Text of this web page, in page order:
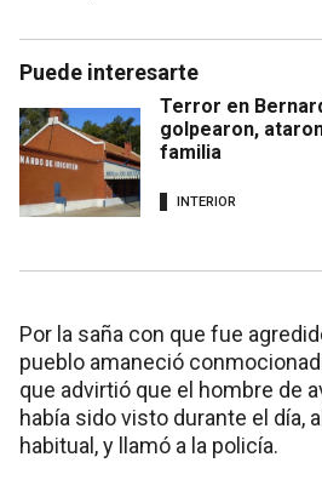
Puede interesarte
Terror en
golpearon,
familia
INTERIOR
Por la saña con que fue
pueblo amaneció
que advirtió que el hombre de
había sido visto durante el día,
habitual, y llamó a la policía.